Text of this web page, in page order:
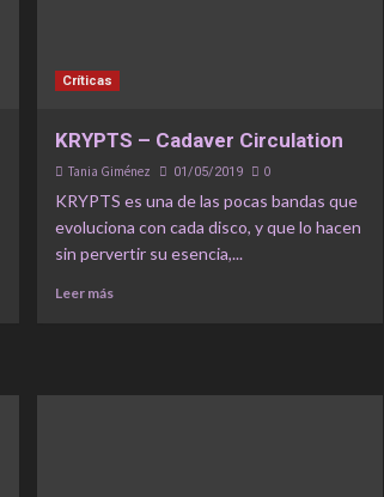
Críticas
KRYPTS – Cadaver Circulation
Tania Giménez 01/05/2019 0
KRYPTS es una de las pocas bandas que
evoluciona con cada disco, y que lo hacen
sin pervertir su esencia,...
Leer más